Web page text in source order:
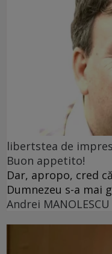
libertstea de
Buon appetito!
Dar, apropo, cred
Dumnezeu s-a mai
Andrei MANOLESCU